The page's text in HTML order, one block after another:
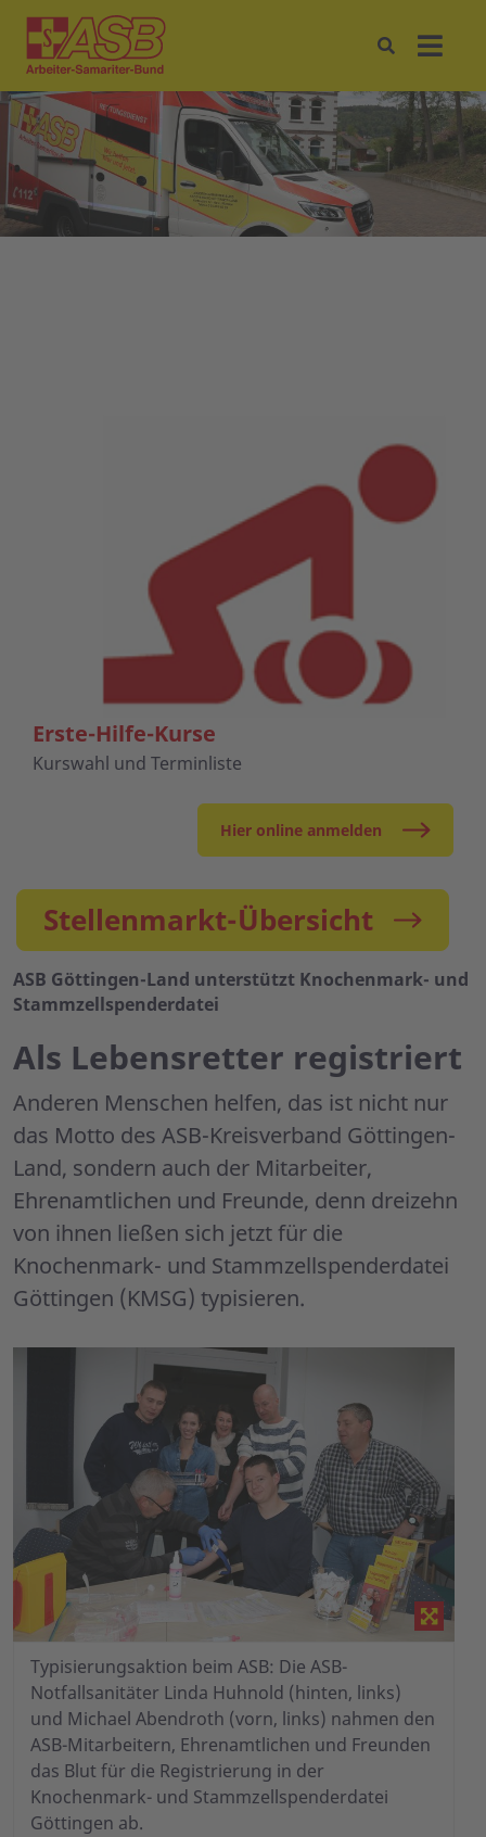
Erste-Hilfe-Kurse
Kurswahl und Terminliste
Hier online anmelden
Stellenmarkt-Übersicht
ASB Göttingen-Land unterstützt Knochenmark- und
Stammzellspenderdatei
Als Lebensretter registriert
Anderen Menschen helfen, das ist nicht nur
das Motto des ASB-Kreisverband Göttingen-
Land, sondern auch der Mitarbeiter,
Ehrenamtlichen und Freunde, denn dreizehn
von ihnen ließen sich jetzt für die
Knochenmark- und Stammzellspenderdatei
Göttingen (KMSG) typisieren.
Typisierungsaktion beim ASB: Die ASB-
Notfallsanitäter Linda Huhnold (hinten, links)
und Michael Abendroth (vorn, links) nahmen den
ASB-Mitarbeitern, Ehrenamtlichen und Freunden
das Blut für die Registrierung in der
Knochenmark- und Stammzellspenderdatei
Göttingen ab.